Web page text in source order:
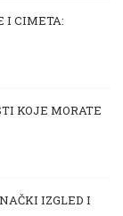
I CIMETA:
KOJE MORATE
IZGLED I